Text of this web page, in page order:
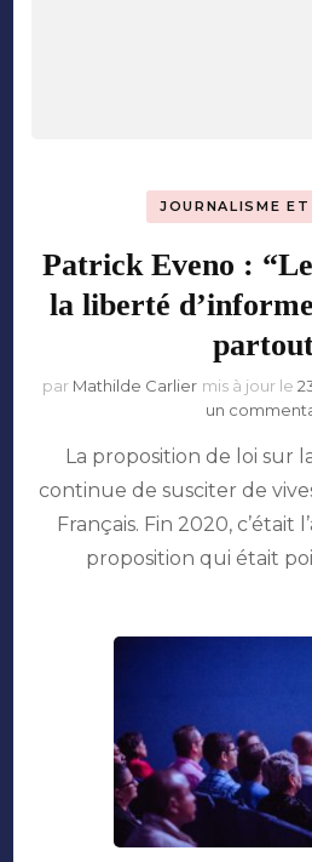
JOURNALISME
Patrick Eveno :
la liberté
par Mathilde Carlier mis à jour le
un
La proposition de loi sur
continue de susciter de
Français. Fin 2020, c’était
proposition qui était